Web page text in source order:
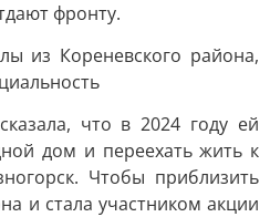
фронту.
из Кореневского района,
что в 2024 году ей
дом и переехать жить к
Чтобы приблизить
и стала участником акции